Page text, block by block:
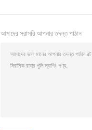
আমাদের সরাসরি আপনার তদন্ত পাঠান